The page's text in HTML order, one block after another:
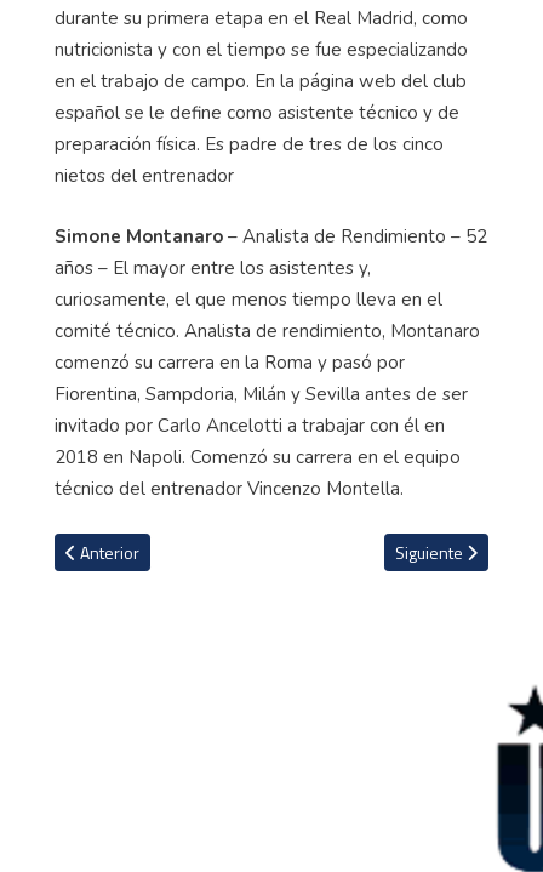
durante su primera etapa en el Real Madrid, como
nutricionista y con el tiempo se fue especializando
en el trabajo de campo. En la página web del club
español se le define como asistente técnico y de
preparación física. Es padre de tres de los cinco
nietos del entrenador
Simone Montanaro – Analista de Rendimiento – 52
años – El mayor entre los asistentes y,
curiosamente, el que menos tiempo lleva en el
comité técnico. Analista de rendimiento, Montanaro
comenzó su carrera en la Roma y pasó por
Fiorentina, Sampdoria, Milán y Sevilla antes de ser
invitado por Carlo Ancelotti a trabajar con él en
2018 en Napoli. Comenzó su carrera en el equipo
técnico del entrenador Vincenzo Montella.
Artículo anterior: FIFA confirma todos los detalles del juego de
Anterior Artículo siguiente:
Siguiente